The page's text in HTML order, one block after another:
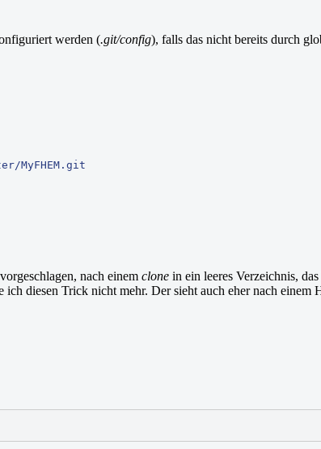
werden (.git/config), falls das nicht bereits durch
MyFHEM.git
nach einem clone in ein leeres Verzeichnis,
diesen Trick nicht mehr. Der sieht auch eher nach einem